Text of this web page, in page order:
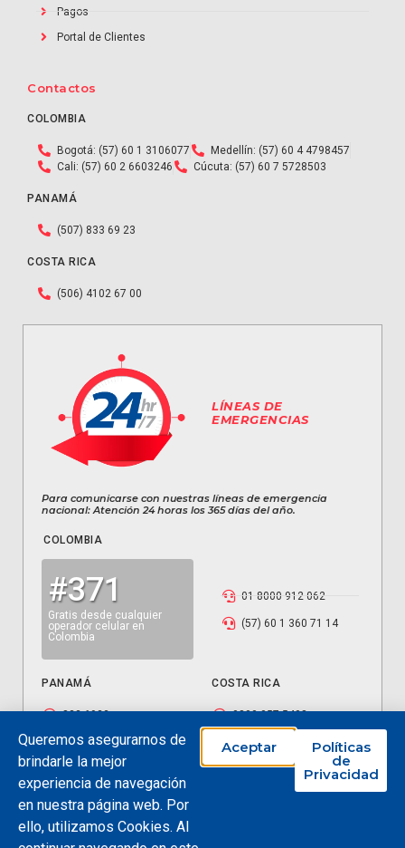
Pagos
Portal de Clientes
Contactos
COLOMBIA
Bogotá: (57) 60 1 3106077
Medellín: (57) 60 4 4798457
Cali: (57) 60 2 6603246
Cúcuta: (57) 60 7 5728503
PANAMÁ
(507) 833 69 23
COSTA RICA
(506) 4102 67 00
LÍNEAS DE
EMERGENCIAS
Para comunicarse con nuestras líneas de emergencia
nacional: Atención 24 horas los 365 días del año.
COLOMBIA
#371
Gratis desde cualquier
operador celular en
Colombia
01 8000 912 062
(57) 60 1 360 71 14
PANAMÁ
833 6923
COSTA RICA
0800 057 5408
Usted como representante legal de la Copropiedad y/o Empresa cliente de Estilo
Ingeniería, autoriza a ésta última a que sus datos sean tratados conforme a la
Política de Tratamiento de Datos de Estilo Ingeniería, cumpliendo en todo caso las
Queremos asegurarnos de
brindarle la mejor
experiencia de navegación
en nuestra página web. Por
ello, utilizamos Cookies. Al
Aceptar Políticas
de
Privacidad